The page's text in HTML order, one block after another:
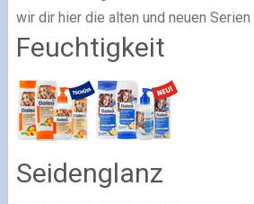
wir dir hier die alten und neuen
Feuchtigkeit
Seidenglanz